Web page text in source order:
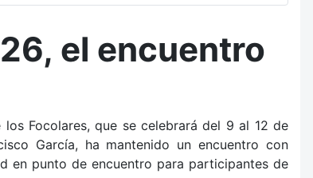
el encuentro
Focolares, que se celebrará del 9 al 12 de
García, ha mantenido un encuentro con
en punto de encuentro para participantes de